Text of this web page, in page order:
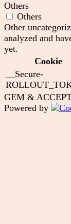
Others
Others
Other
analyzed and
yet.
Cookie
__Secure-
GEM &
Powered by